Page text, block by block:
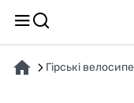
Гірські
ПРО ТОВАР